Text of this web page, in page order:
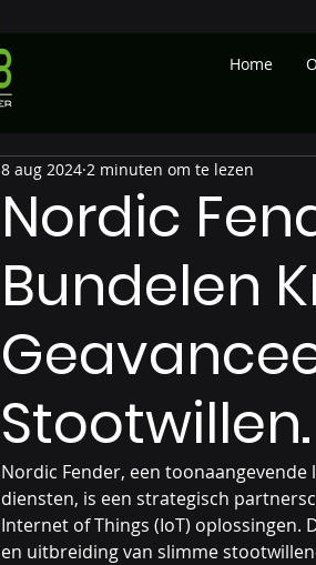
Home
Nordic
Bundelen
Stootwillen.
8 aug 2024 2 minuten om te lezen
Nordic Fender, een
diensten, is een strategisch
Internet of Things (IoT) oplossingen.
en uitbreiding van slimme